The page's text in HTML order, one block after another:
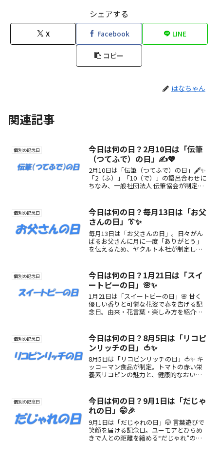
シェアする
X Facebook LINE
コピー
はなちゃん
関連記事
個別の記念日
今日は何の日？2月10日は「伝筆
（つてふで）の日」✍️💖
2月10日は「伝筆（つてふで）の日」🖋✨
「2（ふ）」「10（で）」の語呂合わせに
ちなみ、一般社団法人 伝筆協会が制定。
個別の記念日
今日は何の日？毎月13日は「お父
さんの日」👔✨
毎月13日は「お父さんの日」。日々がん
ばるお父さんに月に一度「ありがとう」
を伝えるため、ヤクルト本社が制定した
個別の記念日
今日は何の日？1月21日は「スイ
ートピーの日」🌸✨
1月21日は「スイートピーの日」🌸 甘く
優しい香りと可憐な花姿で春を告げる記
念日。由来・花言葉・楽しみ方を紹介し
個別の記念日
今日は何の日？8月5日は「リコピ
ンリッチの日」🍅✨
8月5日は「リコピンリッチの日」🍅✨ キ
ッコーマン食品が制定。トマトの赤い栄
養素リコピンの魅力と、健康的なおいし
個別の記念日
今日は何の日？9月1日は「だじゃ
れの日」🤭🎉
9月1日は「だじゃれの日」🤭 言葉遊びで
笑顔を届ける記念日。ユーモアとひらめ
きで人との距離を縮める“だじゃれ”の魅